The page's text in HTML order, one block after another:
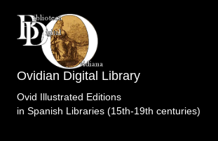
Ovidian Digital Library
Ovid Illustrated Editions
in Spanish Libraries (15th-19th centuries)
Biblioteca de Castilla- La Mancha
Selectas.Pasinelli.Venecia.1756 .